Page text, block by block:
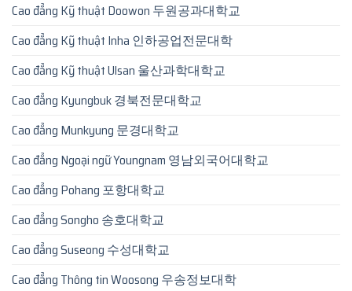
Cao đẳng Kỹ thuật Doowon 두원공과대학교
Cao đẳng Kỹ thuật Inha 인하공업전문대학
Cao đẳng Kỹ thuật Ulsan 울산과학대학교
Cao đẳng Kyungbuk 경북전문대학교
Cao đẳng Munkyung 문경대학교
Cao đẳng Ngoại ngữ Youngnam 영남외국어대학교
Cao đẳng Pohang 포항대학교
Cao đẳng Songho 송호대학교
Cao đẳng Suseong 수성대학교
Cao đẳng Thông tin Woosong 우송정보대학